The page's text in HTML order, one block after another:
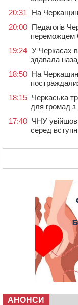
20:31
На
20:00 Педагогів
переможцем
19:24 У Черкасах
здавала
18:50 На
18:15 Черкаська
для громад з
17:40 ЧНУ увійшов
серед
16:32
Без
пацієнтці
У
У
фронті
У Черкасах
вирізані
обіцяє
чоловіка у
АНОНСИ